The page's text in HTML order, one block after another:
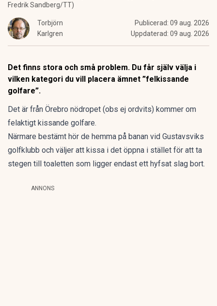
Fredrik Sandberg/TT)
Torbjörn
Karlgren
Publicerad: 09 aug. 2026
Uppdaterad: 09 aug. 2026
Det finns stora och små problem. Du får själv välja i
vilken kategori du vill placera ämnet ”felkissande
golfare”.
Det är från Örebro nödropet (obs ej ordvits) kommer om
felaktigt kissande golfare.
Närmare bestämt hör de hemma på banan vid Gustavsviks
golfklubb och väljer att kissa i det öppna i stället för att ta
stegen till toaletten som ligger endast ett hyfsat slag bort.
ANNONS